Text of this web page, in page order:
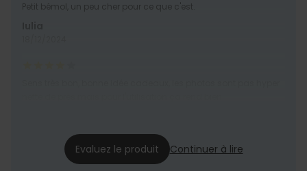
Petit bémol, un peu cher pour ce que c'est.
Evaluez le produit Continuer à lire